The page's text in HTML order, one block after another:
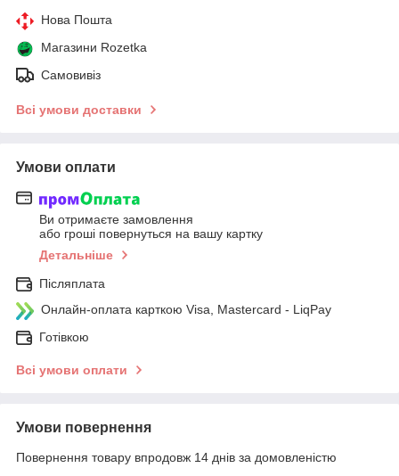
Нова Пошта
Магазини Rozetka
Самовивіз
Всі умови доставки
Умови оплати
Ви отримаєте замовлення
або гроші повернуться на вашу картку
Детальніше
Післяплата
Онлайн-оплата карткою Visa, Mastercard - LiqPay
Готівкою
Всі умови оплати
Умови повернення
Повернення товару впродовж 14 днів за домовленістю